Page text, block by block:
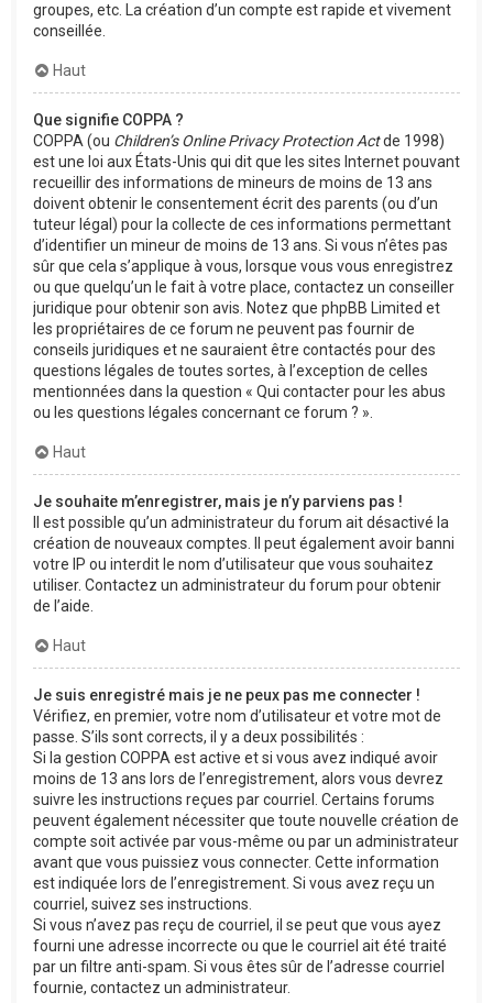
groupes, etc. La création d’un compte est rapide et vivement
conseillée.
Haut
Que signifie COPPA ?
COPPA (ou Children’s Online Privacy Protection Actde 1998)
est une loi aux États-Unis qui dit que les sites Internet pouvant
recueillir des informations de mineurs de moins de 13 ans
doivent obtenir le consentement écrit des parents (ou d’un
tuteur légal) pour la collecte de ces informations permettant
d’identifier un mineur de moins de 13 ans. Si vous n’êtes pas
sûr que cela s’applique à vous, lorsque vous vous enregistrez
ou que quelqu’un le fait à votre place, contactez un conseiller
juridique pour obtenir son avis. Notez que phpBB Limited et
les propriétaires de ce forum ne peuvent pas fournir de
conseils juridiques et ne sauraient être contactés pour des
questions légales de toutes sortes, à l’exception de celles
mentionnées dans la question « Qui contacter pour les abus
ou les questions légales concernant ce forum ? ».
Haut
Je souhaite m’enregistrer, mais je n’y parviens pas !
Il est possible qu’un administrateur du forum ait désactivé la
création de nouveaux comptes. Il peut également avoir banni
votre IP ou interdit le nom d’utilisateur que vous souhaitez
utiliser. Contactez un administrateur du forum pour obtenir
de l’aide.
Haut
Je suis enregistré mais je ne peux pas me connecter !
Vérifiez, en premier, votre nom d’utilisateur et votre mot de
passe. S’ils sont corrects, il y a deux possibilités :
Si la gestion COPPA est active et si vous avez indiqué avoir
moins de 13 ans lors de l’enregistrement, alors vous devrez
suivre les instructions reçues par courriel. Certains forums
peuvent également nécessiter que toute nouvelle création de
compte soit activée par vous-même ou par un administrateur
avant que vous puissiez vous connecter. Cette information
est indiquée lors de l’enregistrement. Si vous avez reçu un
courriel, suivez ses instructions.
Si vous n’avez pas reçu de courriel, il se peut que vous ayez
fourni une adresse incorrecte ou que le courriel ait été traité
par un filtre anti-spam. Si vous êtes sûr de l’adresse courriel
fournie, contactez un administrateur.